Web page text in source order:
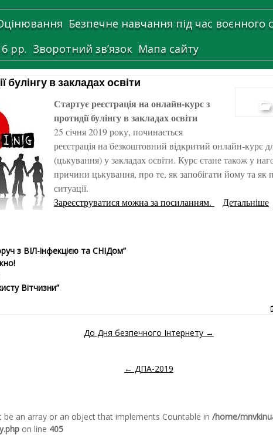
Безпечне навчання під час воєнного
рр. Зворотний зв’язок Мапа сайту
булінгу в закладах освіти
Стартує реєстрація на онлайн-курс з
протидії булінгу в закладах освіти
25 січня 2019 року, починається
реєстрація на безкоштовний відкритий онлайн-курс
(цькування) у закладах освіти. Курс стане також у
причини цькування, про те, як запобігати йому та як
ситуації.
Зареєструватися можна за посиланням.
Детальніше
з ВІЛ-інфекцією та СНІДом”
Вітчизни”
До Дня безпечного Інтернету →
← ДПА-2019
be an array or an object that implements Countable in /home/
on line 405